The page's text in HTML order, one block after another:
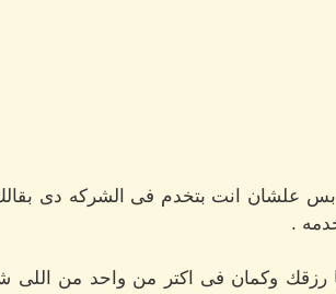
انت حرامى وسرقت من عهدة الشركه 100000الف جنيه بس علشان انت بتخدم فى
رزقك وكمان فى اكتر من واحد من اللى